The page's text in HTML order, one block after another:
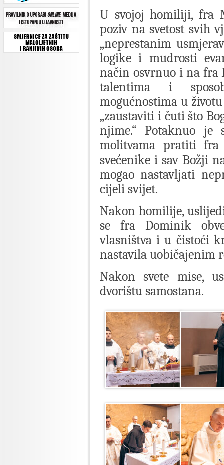
U svojoj homiliji, fra
poziv na svetost svih
„neprestanim
logike i mudrosti
način osvrnuo i na fra
talentima i
mogućnostima u
„zaustaviti i čuti što
njime.“ Potaknuo je
molitvama pratiti
svećenike i sav Božji
mogao nastavljati
cijeli svijet.
Nakon homilije,
se fra Dominik
vlasništva i u čistoći
nastavila uobičajenim
Nakon svete mise,
dvorištu samostana.